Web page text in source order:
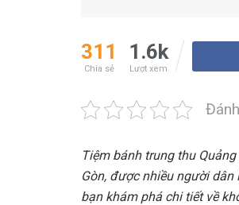
311
Chia sẻ
1.6k
Lượt xem
Tiệm bánh trung thu
Gòn, được nhiều người
bạn khám phá chi tiết về